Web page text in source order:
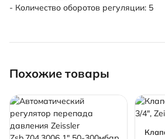
- Количество оборотов регуляции: 5
Похожие товары